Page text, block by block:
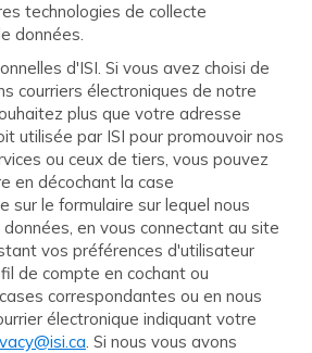
technologies de collecte
données.
d'ISI. Si vous avez choisi de
courriers électroniques de notre
plus que votre adresse
utilisée par ISI pour promouvoir nos
ou ceux de tiers, vous pouvez
en décochant la case
sur le formulaire sur lequel nous
en vous connectant au site
vos préférences d'utilisateur
de compte en cochant ou
correspondantes ou en nous
électronique indiquant votre
. Si nous vous avons